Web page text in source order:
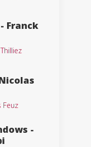
Franck
Feuz
-